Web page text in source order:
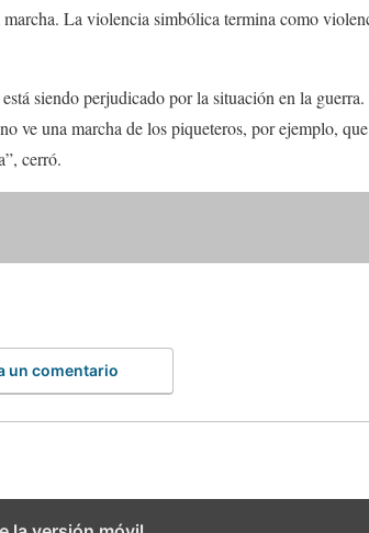
La violencia simbólica termina como
siendo perjudicado por la situación en la
ve una marcha de los piqueteros, por ejemplo,
cerró.
un comentario